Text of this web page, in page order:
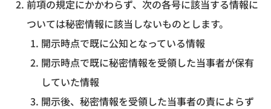
前項の規定にかかわらず、次の各号に該当する情報に
ついては秘密情報に該当しないものとします。
開示時点で既に公知となっている情報
開示時点で既に秘密情報を受領した当事者が保有
していた情報
開示後、秘密情報を受領した当事者の責によらず